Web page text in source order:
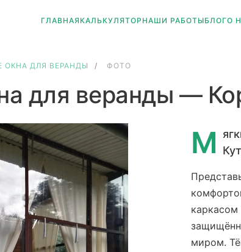
ГЛАВНАЯКАЛЬКУЛЯТОР НАШИ РАБОТЫБЛОГО
ОКНА ДЛЯ ВЕРАНДЫ / ФОТО
для веранды —
М
миром.